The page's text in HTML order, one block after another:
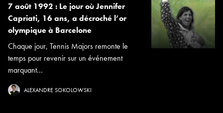
7 août 1992 : Le jour où Jennifer
Capriati, 16 ans, a décroché l’or
olympique à Barcelone
Chaque jour, Tennis Majors remonte le
temps pour revenir sur un événement
marquant...
ALEXANDRE SOKOLOWSKI